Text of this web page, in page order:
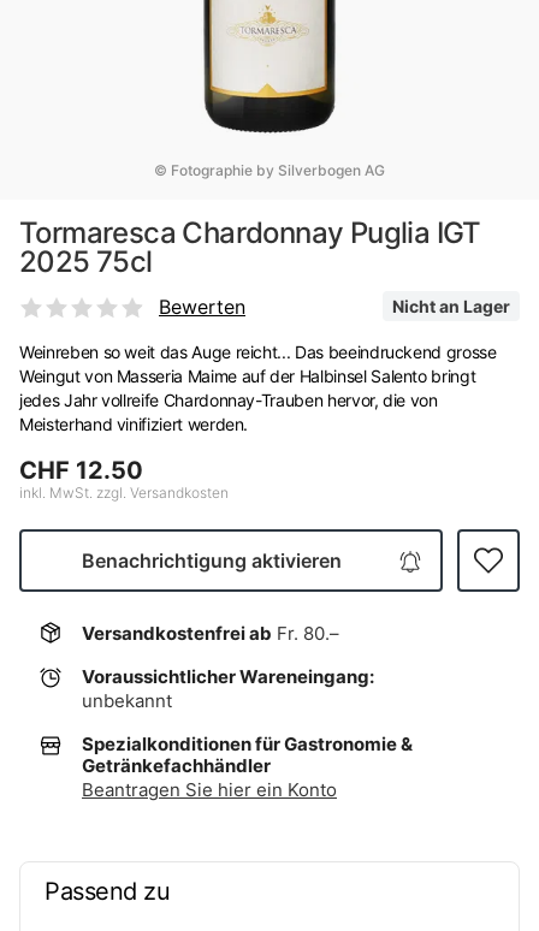
© Fotographie by Silverbogen AG
Tormaresca Chardonnay Puglia IGT
2025 75cl
Bewerten Nicht an Lager
Weinreben so weit das Auge reicht... Das beeindruckend grosse
Weingut von Masseria Maime auf der Halbinsel Salento bringt
jedes Jahr vollreife Chardonnay-Trauben hervor, die von
Meisterhand vinifiziert werden.
CHF 12.50
inkl. MwSt. zzgl. Versandkosten
Benachrichtigung aktivieren
Versandkostenfrei ab Fr. 80.–
Voraussichtlicher Wareneingang:
unbekannt
Spezialkonditionen für Gastronomie &
Getränkefachhändler
Beantragen Sie hier ein Konto
Passend zu